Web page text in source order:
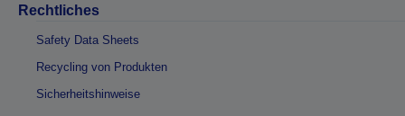
Rechtliches
Safety Data Sheets
Recycling von Produkten
Sicherheitshinweise